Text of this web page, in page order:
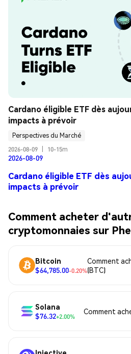
Cardano éligible ETF dès
impacts à prévoir
Perspectives du Marché
2026-08-09
10-15m
2026-08-09
Cardano éligible ETF dès
impacts à prévoir
Comment acheter
cryptomonnaies sur
Bitcoin
$64,785.00-0.20%
Comment
(BTC)
Solana
$76.32+2.00%
Comment